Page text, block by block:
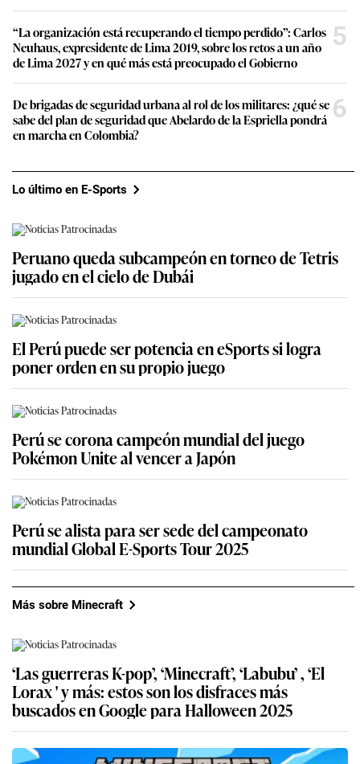
“La organización está recuperando el tiempo perdido”: Carlos
Neuhaus, expresidente de Lima 2019, sobre los retos a un año
de Lima 2027 y en qué más está preocupado el Gobierno
5
De brigadas de seguridad urbana al rol de los militares: ¿qué se
sabe del plan de seguridad que Abelardo de la Espriella pondrá
en marcha en Colombia?
6
Lo último en E-Sports
Peruano queda subcampeón en torneo de Tetris
jugado en el cielo de Dubái
El Perú puede ser potencia en eSports si logra
poner orden en su propio juego
Perú se corona campeón mundial del juego
Pokémon Unite al vencer a Japón
Perú se alista para ser sede del campeonato
mundial Global E-Sports Tour 2025
Más sobre Minecraft
‘Las guerreras K-pop’, ‘Minecraft’, ‘Labubu’ , ‘El
Lorax ' y más: estos son los disfraces más
buscados en Google para Halloween 2025